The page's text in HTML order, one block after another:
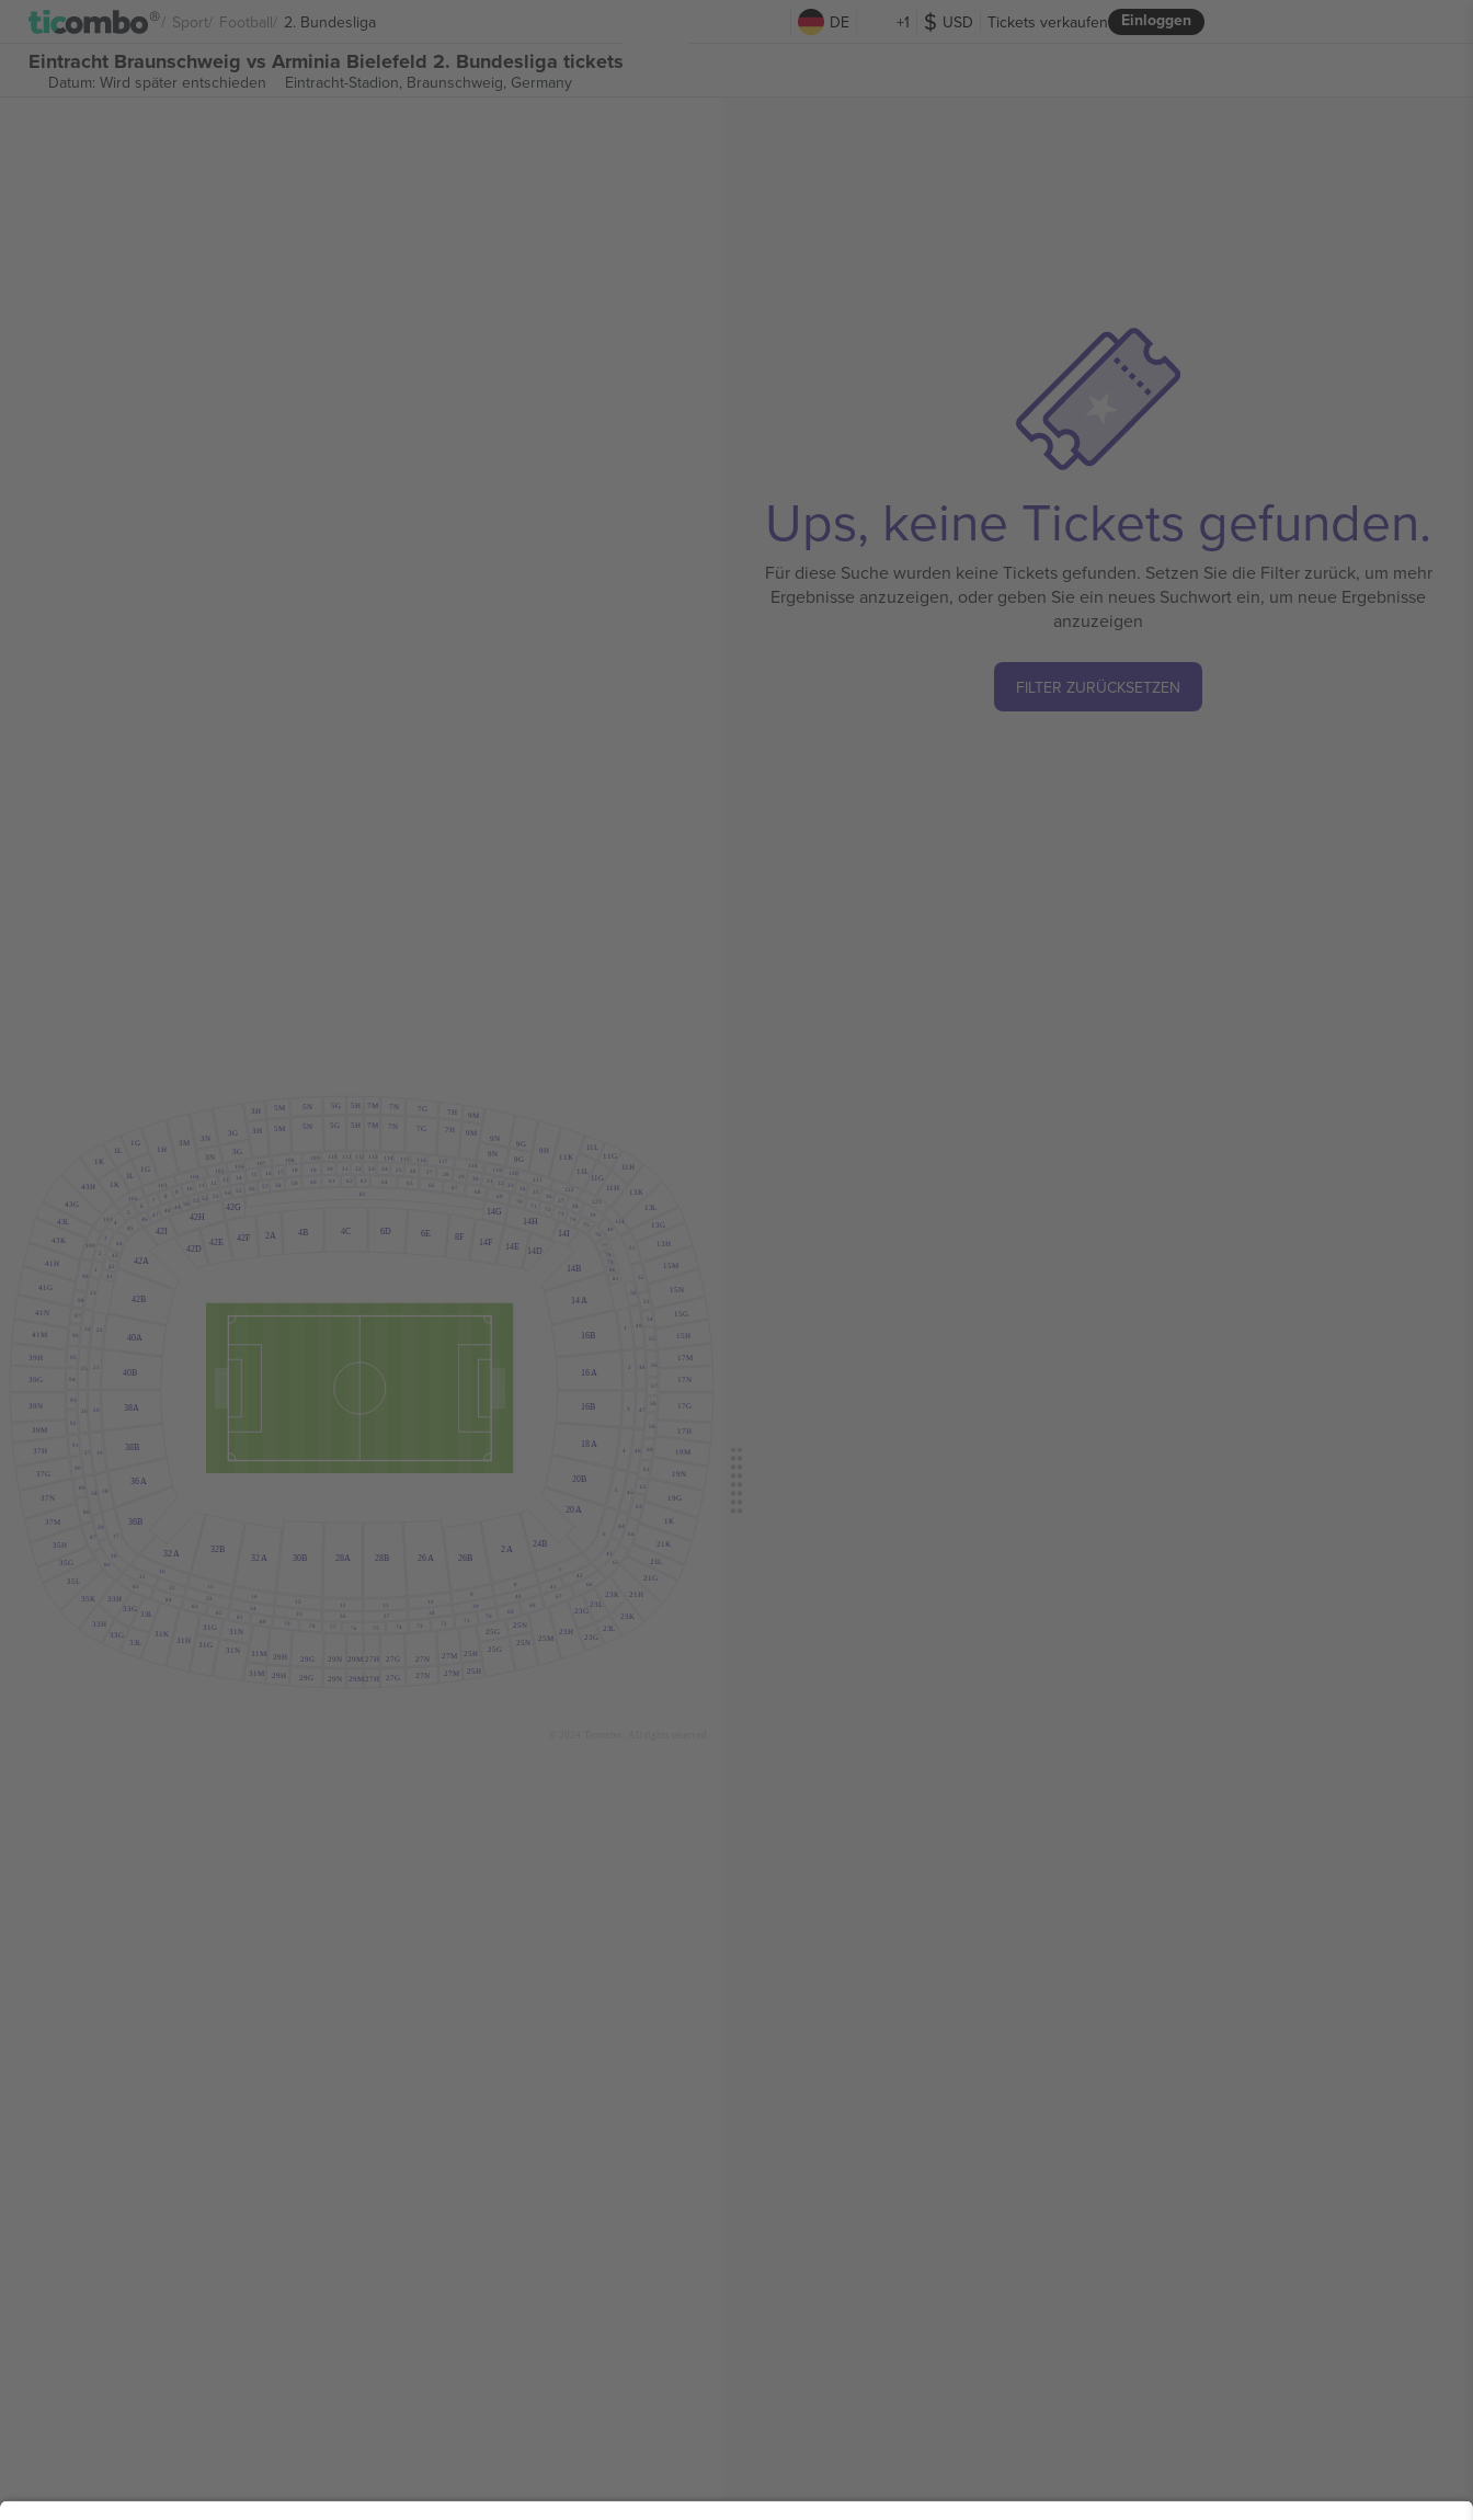
Sport Football 2. Bundesliga DE +1 USD Einloggen
Tickets verkaufen
Eintracht Braunschweig vs Arminia Bielefeld 2. Bundesliga tickets
Datum: Wird später entschieden Eintracht-Stadion, Braunschweig, Germany
14B
14 A
16B
16A
16B
18A
20B
20 A
36B
36A
38B
38A
40B
40A
42B
42A
2A 4B 4C 6D 6E 8F
26A
28B
28A
30B
14F 14E 14D
14I
14H
14G
24B
2A
26B
32A
32B
32A
42D
42E 42F
42I
42H
42G
13K
L
13G
13H
15M
15N
15G
15H
17M
17N
17G
17H
19M
19N
19G
1K
21K
21 L
21G
21H
35K
35 L
35G
35H
37M
37N
37G
37H
39M
39N
39G
39H
41M
41N
41G
41H
43K
43L
43G
43H 56
58 60 61 62 63 64 65 66
67
82
9
10
11
12
13
14
15
16
32
34
36
40
41
42
69
70
71
73
74
76
80
81
82
105
106
107
108 109 110 111 112 113 114 115 116 117
118
119
120
6
8
10 11 12 13 14 15 16 17 18 19 20 21 23 24 26 27 28 29 30
34 35
36
37
38
46
47
48
49 50
52 53 54 68
69
70
71
72
74
31
66
67
68
84
103
104
121
122
123
39
88
1
2
3
4
6
17
18
19
20
21
23
24
26
27
29
30 43
44
45
46
47
48
49
51
53
54
56
59
60
61
62
63
64
65
86
87
89
90
91
92
93
94
95
96
99
124
1
2
3
4
40
41
42
43
44
45
76
79
80
81
3H 5M 5N 5G 5H 7M 7N 7G 7H 9M
3N
3G 9N
9G
25H
27M
27N
27G
27H
29M
29N
29G
29H
31M
25N
25G
31N
31G
11 L
1 1G
1 1H
23K
23
L
23G
33G
33H
1K
1G
3M
9H
1 1K
23H
25M
31H
31K
3N
3G
9N
9G
3H 5M 5N 5G 5H 7M 7N 7G 7H 9M
25N
25G
31N
31G
25H
27M
27N
27G
27H
29M
29N
29G
29H
31M
1 1 L
1G
23K
23
23G
33L
33G
1K
1 L
1G
Ups, keine Tickets gefunden.
Für diese Suche wurden keine Tickets gefunden. Setzen Sie die Filter zurück, um mehr
Ergebnisse anzuzeigen, oder geben Sie ein neues Suchwort ein, um neue Ergebnisse
anzuzeigen
FILTER ZURÜCKSETZEN